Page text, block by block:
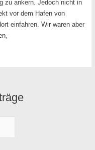
zu ankern. Jedoch nicht in
vor dem Hafen von
einfahren. Wir waren aber